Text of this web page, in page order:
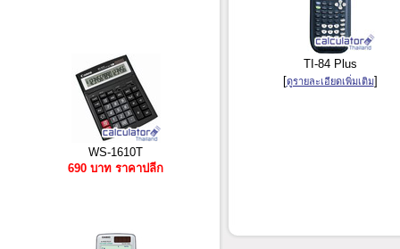
WS-1610T
690 บาท ราคาปลีก
TI-84 Plus
[ดูรายละเอียดเพิ่มเติม]